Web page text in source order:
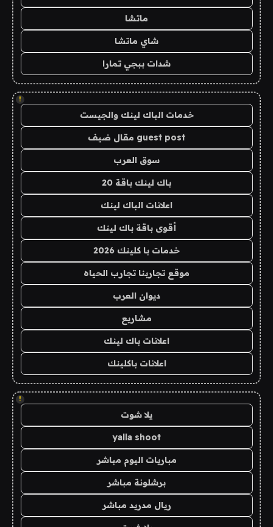
ماتشا
شاي ماتشا
شدات ببجي تمارا
!
خدمات الباك لينك والجيست
guest post مقال ضيف
سوق العرب
باك لينك باقة 20
اعلانات الباك لينك
أقوى باقة باك لينك
خدمات با كلينك 2026
موقع تجاربنا تجارب الحياه
ديوان العرب
مشاريع
اعلانات باك لينك
اعلانات باكلينك
!
يلا شوت
yalla shoot
مباريات اليوم مباشر
برشلونة مباشر
ريال مدريد مباشر